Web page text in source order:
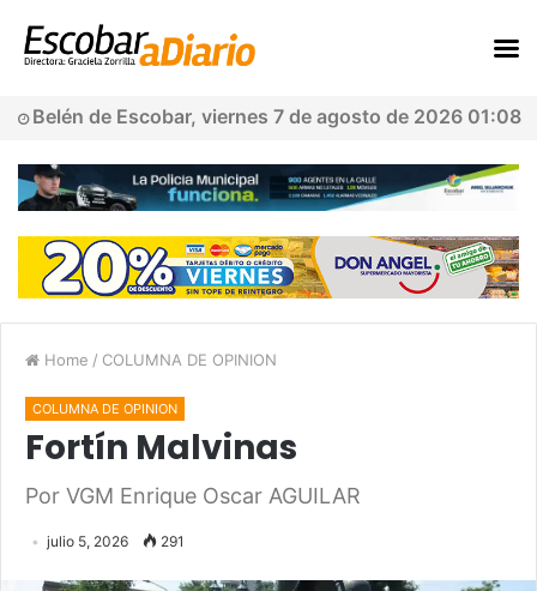
Belén de Escobar, viernes 7 de agosto de 2026 01:08
Home / COLUMNA DE OPINION
COLUMNA DE OPINION
Fortín Malvinas
Por VGM Enrique Oscar AGUILAR
julio 5, 2026 291